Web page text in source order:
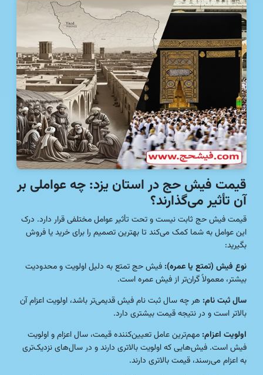
قیمت فیش حج در استان یزد: چه عواملی بر
آن تأثیر می‌گذارند؟
قیمت فیش حج ثابت نیست و تحت تأثیر عوامل مختلفی قرار دارد. درک
این عوامل به شما کمک می‌کند تا بهترین تصمیم را برای خرید یا فروش
بگیرید:
نوع فیش (تمتع یا عمره): فیش حج تمتع به دلیل اولویت و محدودیت
بیشتر، معمولاً گران‌تر از فیش عمره است.
سال ثبت نام: هر چه سال ثبت نام فیش قدیمی‌تر باشد، اولویت اعزام آن
بالاتر است و در نتیجه قیمت بیشتری دارد.
اولویت اعزام: مهم‌ترین عامل تعیین‌کننده قیمت، سال اعزام و اولویت
فیش است. فیش‌هایی که اولویت بالاتری دارند و در سال‌های نزدیک‌تری
به اعزام می‌رسند، قیمت بالاتری دارند.